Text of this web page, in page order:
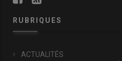
RUBRIQUES
ACTUALITÉS